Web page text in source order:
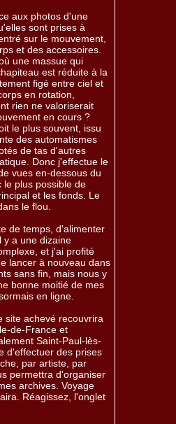
aux photos d'une
sont prises à
sur le mouvement,
et des accessoires.
une massue qui
est réduite à la
figé entre ciel et
en rotation,
rien ne valoriserait
en cours ?
le plus souvent, issu
des automatismes
de tas d'autres
Donc j'effectue le
vues en-dessous du
le plus possible de
et les fonds. Le
le flou.
de temps, d'alimenter
y a une dizaine
et j'ai profité
lancer à nouveau dans
sans fin, mais nous y
bonne moitié de mes
en ligne.
site achevé recouvrira
de-France et
Saint-Paul-lès-
d'effectuer des prises
par artiste, par
permettra d'organiser
archives. Voyage
Réagissez, l'onglet